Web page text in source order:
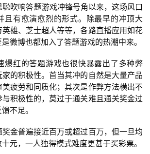
聪吹响答题游戏冲锋号角以来，这场风口
且有愈演愈烈的形式。除最早的冲顶大
雄、芝士超人等等，各路直播应用如花
微博也都加入了答题游戏的热潮中来。
爆红的答题游戏也很快暴露出了多种弊
的积极性。首当其冲的自然是大量产品
疲劳和同质化；其次是作弊方法横出不
积极性的，莫过于通关难且通关奖金过
不足。
金普遍接近百万或超过百万，但一旦均
元，一人独得模式难度更甚于买彩票。